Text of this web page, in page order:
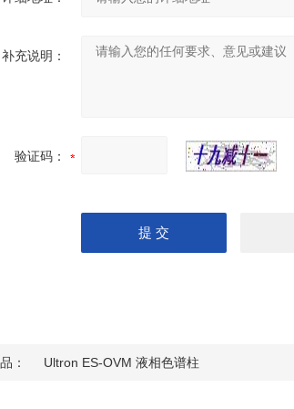
补充说明：
验证码：
： Ultron ES-OVM 液相色谱柱